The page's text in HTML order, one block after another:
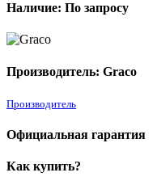
Наличие: По запросу
Производитель: Graco
Производитель
Официальная гарантия
Как купить?